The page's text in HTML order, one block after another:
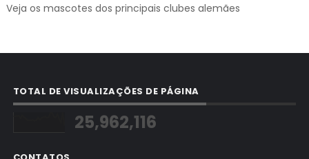
Veja os mascotes dos principais clubes alemães
TOTAL DE VISUALIZAÇÕES DE PÁGINA
25,962,116